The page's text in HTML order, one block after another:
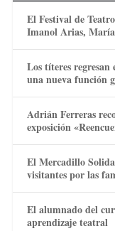
El Festival de
Imanol Arias,
Los títeres regresan
una nueva función
Adrián Ferreras
exposición
El Mercadillo
visitantes por las
El alumnado del
aprendizaje teatral